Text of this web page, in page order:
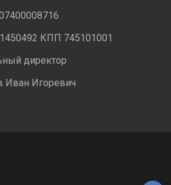
КПП 745101001
директор
Иван Игоревич